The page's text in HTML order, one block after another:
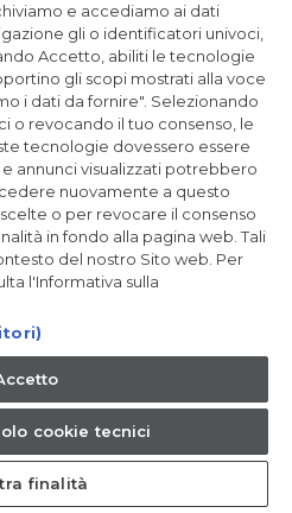
Ora
a Socio Unico - SEDE LEGALE: Via
- Italia - SEDI AMMINISTRATIVE:
- 20861 Brugherio (MB) e Via
(MB) - Italia - Tel.:
- Capitale sociale €
e n. iscr. al Registro Imprese di
- P. IVA 00786860965 -
e coordinamento di
e accediamo ai dati
gli o identificatori univoci,
Accetto, abiliti le tecnologie
gli scopi mostrati alla voce
i dati da fornire". Selezionando
o revocando il tuo consenso, le
tecnologie dovessero essere
annunci visualizzati potrebbero
nuovamente a questo
o per revocare il consenso
in fondo alla pagina web. Tali
del nostro Sito web. Per
l'Informativa sulla
cookie tecnici
finalità